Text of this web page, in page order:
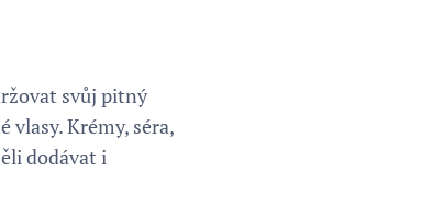
svůj pitný
vlasy. Krémy, séra,
dodávat i